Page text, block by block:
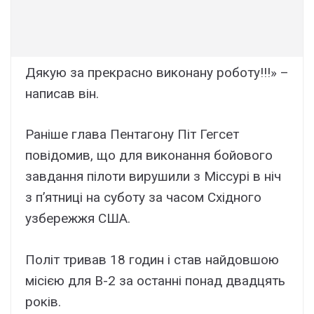
Дякую за прекрасно виконану роботу!!!» –
написав він.
Раніше глава Пентагону Піт Гегсет
повідомив, що для виконання бойового
завдання пілоти вирушили з Міссурі в ніч
з п’ятниці на суботу за часом Східного
узбережжя США.
Політ тривав 18 годин і став найдовшою
місією для B-2 за останні понад двадцять
років.